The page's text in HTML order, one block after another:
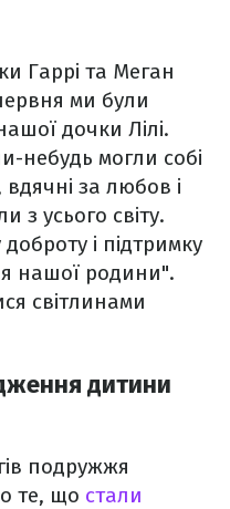
Гаррі та Меган
ми були
дочки Лілі.
небудь могли собі
вдячні за любов і
з усього світу.
і підтримку
нашої родини".
світлинами
дитини
подружжя
те, що стали